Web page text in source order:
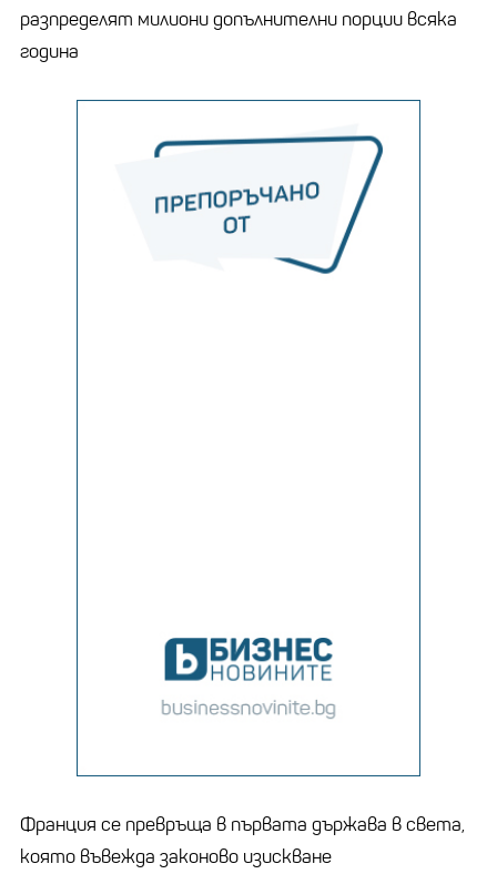
разпределят милиони допълнителни порции всяка
година
Франция се превръща в първата държава в света,
която въвежда законово изискване